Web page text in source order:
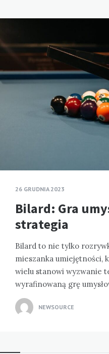
26 GRUDNIA 2023
Bilard: Gra
strategia
Bilard to nie tylko
mieszanka umiejętności,
wielu stanowi wyzwanie
wyrafinowaną grę
NEWSOURCE